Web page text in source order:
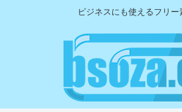
ビジネスにも使えるフリー